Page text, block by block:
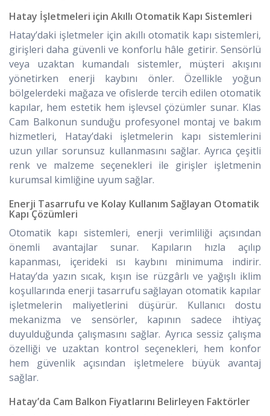
Hatay İşletmeleri için Akıllı Otomatik Kapı Sistemleri
Hatay’daki işletmeler için akıllı otomatik kapı sistemleri,
girişleri daha güvenli ve konforlu hâle getirir. Sensörlü
veya uzaktan kumandalı sistemler, müşteri akışını
yönetirken enerji kaybını önler. Özellikle yoğun
bölgelerdeki mağaza ve ofislerde tercih edilen otomatik
kapılar, hem estetik hem işlevsel çözümler sunar. Klas
Cam Balkonun sunduğu profesyonel montaj ve bakım
hizmetleri, Hatay’daki işletmelerin kapı sistemlerini
uzun yıllar sorunsuz kullanmasını sağlar. Ayrıca çeşitli
renk ve malzeme seçenekleri ile girişler işletmenin
kurumsal kimliğine uyum sağlar.
Enerji Tasarrufu ve Kolay Kullanım Sağlayan Otomatik
Kapı Çözümleri
Otomatik kapı sistemleri, enerji verimliliği açısından
önemli avantajlar sunar. Kapıların hızla açılıp
kapanması, içerideki ısı kaybını minimuma indirir.
Hatay’da yazın sıcak, kışın ise rüzgârlı ve yağışlı iklim
koşullarında enerji tasarrufu sağlayan otomatik kapılar
işletmelerin maliyetlerini düşürür. Kullanıcı dostu
mekanizma ve sensörler, kapının sadece ihtiyaç
duyulduğunda çalışmasını sağlar. Ayrıca sessiz çalışma
özelliği ve uzaktan kontrol seçenekleri, hem konfor
hem güvenlik açısından işletmelere büyük avantaj
sağlar.
Hatay’da Cam Balkon Fiyatlarını Belirleyen Faktörler